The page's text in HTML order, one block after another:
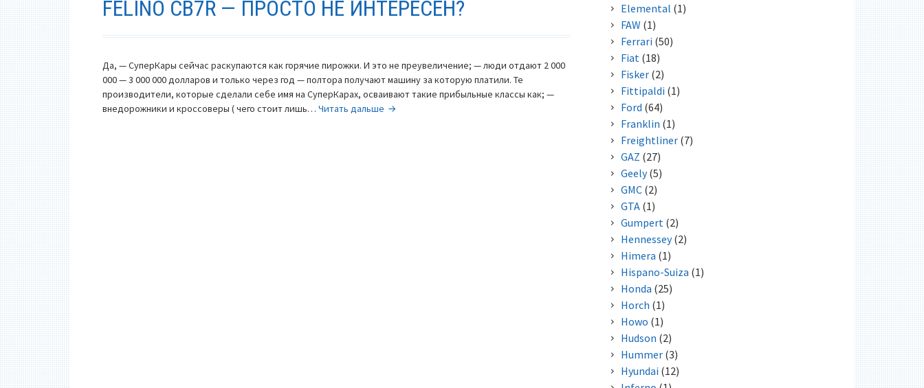
FELINO CB7R — ПРОСТО НЕ ИНТЕРЕСЕН?
Да, — СуперКары сейчас раскупаются как горячие пирожки. И это не преувеличение; — люди отдают 2 000
000 — 3 000 000 долларов и только через год — полтора получают машину за которую платили. Те
производители, которые сделали себе имя на СуперКарах, осваивают такие прибыльные классы как; —
внедорожники и кроссоверы ( чего стоит лишь…Читать дальше Felino
Elemental (1)
FAW (1)
Ferrari (50)
Fiat (18)
Fisker(2)
Fittipaldi (1)
Ford (64)
Franklin (1)
Freightliner(7)
GAZ (27)
Geely(5)
GMC(2)
GTA(1)
Gumpert (2)
Hennessey(2)
Himera (1)
Hispano-Suiza (1)
Honda (25)
Horch (1)
Howo (1)
Hudson (2)
Hummer(3)
Hyundai (12)